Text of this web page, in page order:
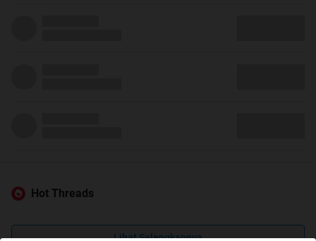
Hot Threads
Lihat Selengkapnya